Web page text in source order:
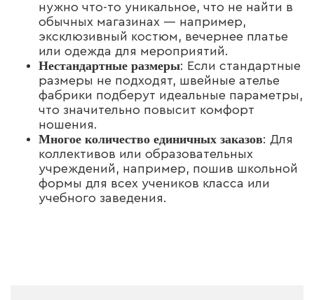
нужно что-то уникальное, что не найти в
обычных магазинах — например,
эксклюзивный костюм, вечернее платье
или одежда для мероприятий.
Нестандартные размеры: Если стандартные
размеры не подходят, швейные ателье
фабрики подберут идеальные параметры,
что значительно повысит комфорт
ношения.
Многое количество единичных заказов: Для
коллективов или образовательных
учреждений, например, пошив школьной
формы для всех учеников класса или
учебного заведения.